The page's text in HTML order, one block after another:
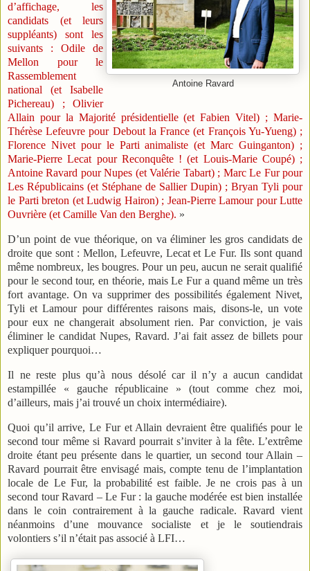
Antoine Ravard
d’affichage, les
candidats (et leurs
suppléants) sont les
suivants : Odile de
Mellon pour le
Rassemblement
national (et Isabelle
Pichereau) ; Olivier
Allain pour la Majorité présidentielle (et Fabien Vitel) ; Marie-
Thérèse Lefeuvre pour Debout la France (et François Yu-Yueng) ;
Florence Nivet pour le Parti animaliste (et Marc Guinganton) ;
Marie-Pierre Lecat pour Reconquête ! (et Louis-Marie Coupé) ;
Antoine Ravard pour Nupes (et Valérie Tabart) ; Marc Le Fur pour
Les Républicains (et Stéphane de Sallier Dupin) ; Bryan Tyli pour
le Parti breton (et Ludwig Hairon) ; Jean-Pierre Lamour pour Lutte
Ouvrière (et Camille Van den Berghe). »
D’un point de vue théorique, on va éliminer les gros candidats de
droite que sont : Mellon, Lefeuvre, Lecat et Le Fur. Ils sont quand
même nombreux, les bougres. Pour un peu, aucun ne serait qualifié
pour le second tour, en théorie, mais Le Fur a quand même un très
fort avantage. On va supprimer des possibilités également Nivet,
Tyli et Lamour pour différentes raisons mais, disons-le, un vote
pour eux ne changerait absolument rien. Par conviction, je vais
éliminer le candidat Nupes, Ravard. J’ai fait assez de billets pour
expliquer pourquoi…
Il ne reste plus qu’à nous désolé car il n’y a aucun candidat
estampillée « gauche républicaine » (tout comme chez moi,
d’ailleurs, mais j’ai trouvé un choix intermédiaire).
Quoi qu’il arrive, Le Fur et Allain devraient être qualifiés pour le
second tour même si Ravard pourrait s’inviter à la fête. L’extrême
droite étant peu présente dans le quartier, un second tour Allain –
Ravard pourrait être envisagé mais, compte tenu de l’implantation
locale de Le Fur, la probabilité est faible. Je ne crois pas à un
second tour Ravard – Le Fur : la gauche modérée est bien installée
dans le coin contrairement à la gauche radicale. Ravard vient
néanmoins d’une mouvance socialiste et je le soutiendrais
volontiers s’il n’était pas associé à LFI…